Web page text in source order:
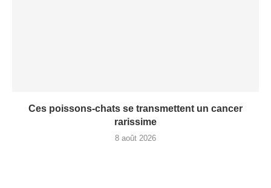
Ces poissons-chats se transmettent un cancer
rarissime
8 août 2026